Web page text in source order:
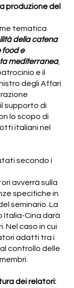
produzione del
tematica
della catena
food e
mediterranea,
e il
degli Affari
supporto di
lo scopo di
italiani nel
secondo i
avverrà sulla
specifiche in
seminario. La
Italia-Cina darà
Nel caso in cui
adatti tra i
controllo delle
dei relatori: